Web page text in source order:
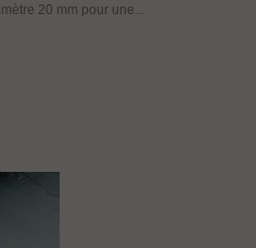
20 mm pour une...